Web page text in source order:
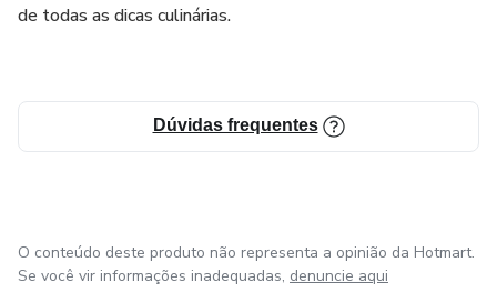
de todas as dicas culinárias.
Dúvidas frequentes
O conteúdo deste produto não representa a opinião da Hotmart.
Se você vir informações inadequadas, denuncie aqui